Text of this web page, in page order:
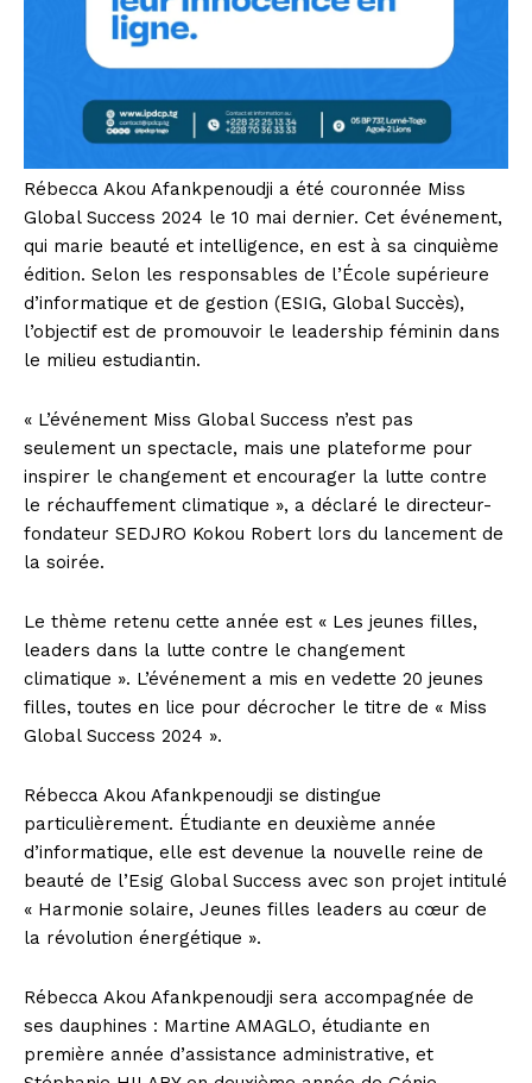
Rébecca Akou Afankpenoudji a été couronnée Miss
Global Success 2024 le 10 mai dernier. Cet événement,
qui marie beauté et intelligence, en est à sa cinquième
édition. Selon les responsables de l’École supérieure
d’informatique et de gestion (ESIG, Global Succès),
l’objectif est de promouvoir le leadership féminin dans
le milieu estudiantin.
« L’événement Miss Global Success n’est pas
seulement un spectacle, mais une plateforme pour
inspirer le changement et encourager la lutte contre
le réchauffement climatique », a déclaré le directeur-
fondateur SEDJRO Kokou Robert lors du lancement de
la soirée.
Le thème retenu cette année est « Les jeunes filles,
leaders dans la lutte contre le changement
climatique ». L’événement a mis en vedette 20 jeunes
filles, toutes en lice pour décrocher le titre de « Miss
Global Success 2024 ».
Rébecca Akou Afankpenoudji se distingue
particulièrement. Étudiante en deuxième année
d’informatique, elle est devenue la nouvelle reine de
beauté de l’Esig Global Success avec son projet intitulé
« Harmonie solaire, Jeunes filles leaders au cœur de
la révolution énergétique ».
Rébecca Akou Afankpenoudji sera accompagnée de
ses dauphines : Martine AMAGLO, étudiante en
première année d’assistance administrative, et